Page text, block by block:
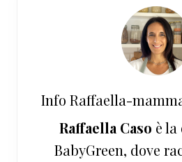
Info Raffaella-
Raffaella Caso è
BabyGreen, dove